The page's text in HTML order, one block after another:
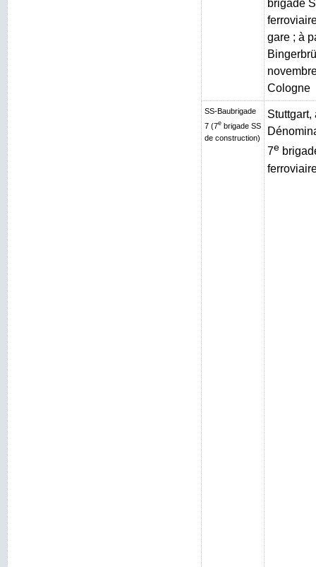
brigade
gare ; à
Cologne
SS-Baubrigade
7 (7e brigade SS
de construction)
Stuttgart,
7e